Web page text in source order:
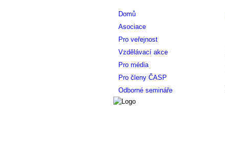
Domů
Asociace
Pro veřejnost
Vzdělávací akce
Pro média
Pro členy ČASP
Odborné semináře